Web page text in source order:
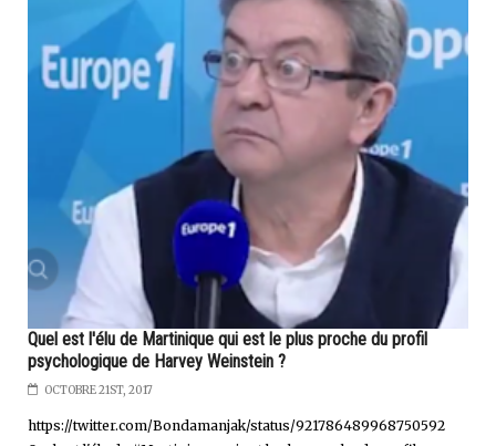
Quel est l'élu de Martinique qui est le plus proche du profil
psychologique de Harvey Weinstein ?
OCTOBRE 21ST, 2017
https://twitter.com/Bondamanjak/status/921786489968750592